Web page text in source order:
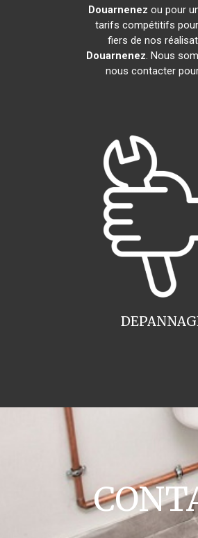
Douarnenez ou pour
tarifs compétitifs
fiers de nos
Douarnenez. Nous
nous contacter